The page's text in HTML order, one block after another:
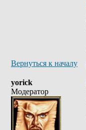
Вернуться к началу
yorick
Модератор